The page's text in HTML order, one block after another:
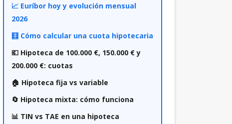
📈 Euríbor hoy y evolución mensual
2026
🧮 Cómo calcular una cuota hipotecaria
💶 Hipoteca de 100.000 €, 150.000 € y
200.000 €: cuotas
🏠 Hipoteca fija vs variable
🔄 Hipoteca mixta: cómo funciona
📊 TIN vs TAE en una hipoteca